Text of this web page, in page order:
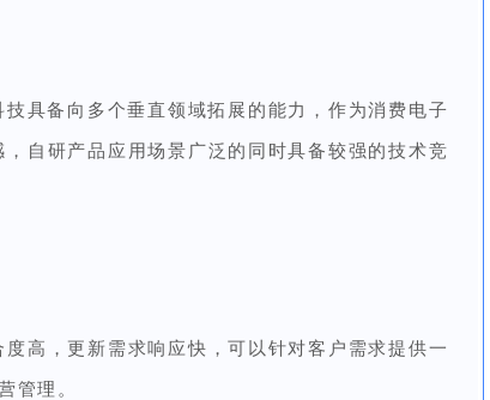
具备向多个垂直领域拓展的能力，作为消费电子
自研产品应用场景广泛的同时具备较强的技术竞
度高，更新需求响应快，可以针对客户需求提供一
管理。